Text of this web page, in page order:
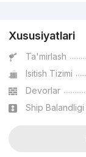
Xususiyatlari
Ta'mirlash
Isitish Tizimi
Devorlar
Ship Balandligi